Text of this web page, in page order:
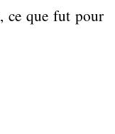
, ce que fut pour